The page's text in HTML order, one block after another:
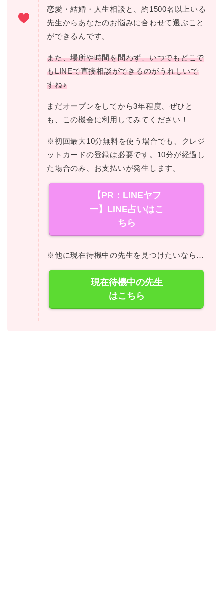
恋愛・結婚・人生相談と、約1500名以上いる
先生からあなたのお悩みに合わせて選ぶこと
ができるんです。
また、場所や時間を問わず、いつでもどこで
もLINEで直接相談ができるのがうれしいで
すね♪
まだオープンをしてから3年程度、ぜひと
も、この機会に利用してみてください！
※初回最大10分無料を使う場合でも、クレジ
ットカードの登録は必要です。10分が経過し
た場合のみ、お支払いが発生します。
【PR：LINEヤフ
ー】LINE占いはこ
ちら
※他に現在待機中の先生を見つけたいなら…
現在待機中の先生
はこちら